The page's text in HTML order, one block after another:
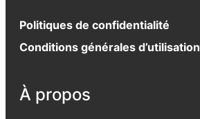
Politiques de confidentialité
Conditions générales d’utilisation
À propos